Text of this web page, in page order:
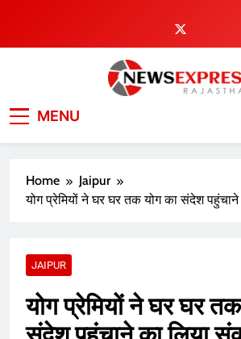
content
MENU
Home
Jaipur
योग प्रेमियों ने घर घर तक योग का संदेश
JAIPUR
योग प्रेमियों ने घर घर